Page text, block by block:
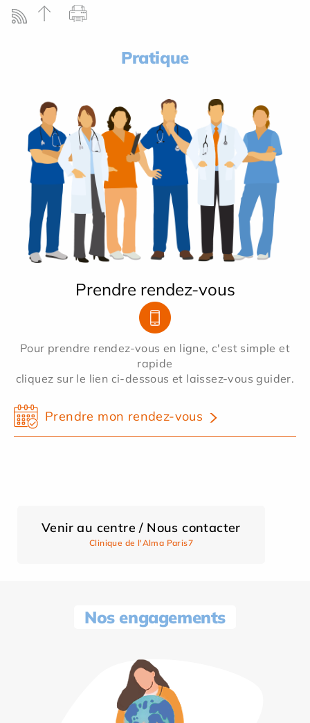
Pratique
Prendre rendez-vous
Pour prendre rendez-vous en ligne, c'est simple et
rapide
cliquez sur le lien ci-dessous et laissez-vous guider.
Prendre mon rendez-vous
Venir au centre / Nous contacter
Clinique de l'Alma Paris7
Nos engagements